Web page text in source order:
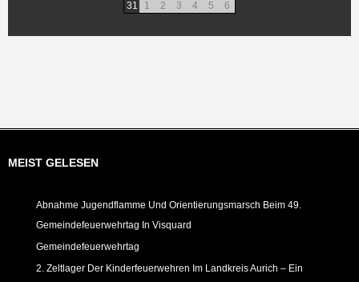
31
1 2 3 4 5 6
MEIST GELESEN
Abnahme Jugendflamme Und Orientierungsmarsch Beim 49.
Gemeindefeuerwehrtag In Visquard
Gemeindefeuerwehrtag
2. Zeltlager Der Kinderfeuerwehren Im Landkreis Aurich – Ein